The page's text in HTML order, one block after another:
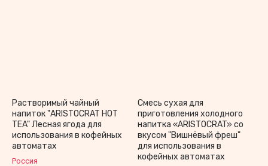
Растворимый чайный
напиток "ARISTOCRAT HOT
TEA" Лесная ягода для
использования в кофейных
автоматах
Россия
Смесь сухая для
приготовления холодного
напитка «ARISTOCRAT» со
вкусом "Вишнёвый фреш"
для использования в
кофейных автоматах